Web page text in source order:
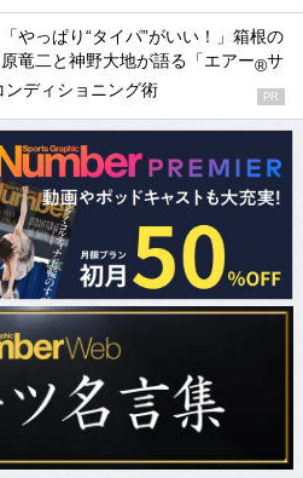
「やっぱり“タイパ”がいい！」箱根の
竜二と神野大地が語る「エアー®サ
ンディショニング術 PR